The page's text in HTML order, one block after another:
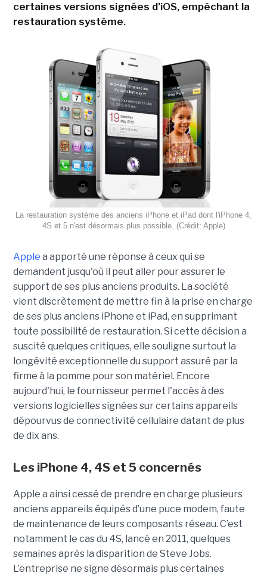
certaines versions signées d'iOS, empêchant la
restauration système.
La restauration système des anciens iPhone et iPad dont l'iPhone 4,
4S et 5 n'est désormais plus possible. (Crédit: Apple)
Apple a apporté une réponse à ceux qui se
demandent jusqu'où il peut aller pour assurer le
support de ses plus anciens produits. La société
vient discrètement de mettre fin à la prise en charge
de ses plus anciens iPhone et iPad, en supprimant
toute possibilité de restauration. Si cette décision a
suscité quelques critiques, elle souligne surtout la
longévité exceptionnelle du support assuré par la
firme à la pomme pour son matériel. Encore
aujourd'hui, le fournisseur permet l'accès à des
versions logicielles signées sur certains appareils
dépourvus de connectivité cellulaire datant de plus
de dix ans.
Les iPhone 4, 4S et 5 concernés
Apple a ainsi cessé de prendre en charge plusieurs
anciens appareils équipés d’une puce modem, faute
de maintenance de leurs composants réseau. C’est
notamment le cas du 4S, lancé en 2011, quelques
semaines après la disparition de Steve Jobs.
L’entreprise ne signe désormais plus certaines